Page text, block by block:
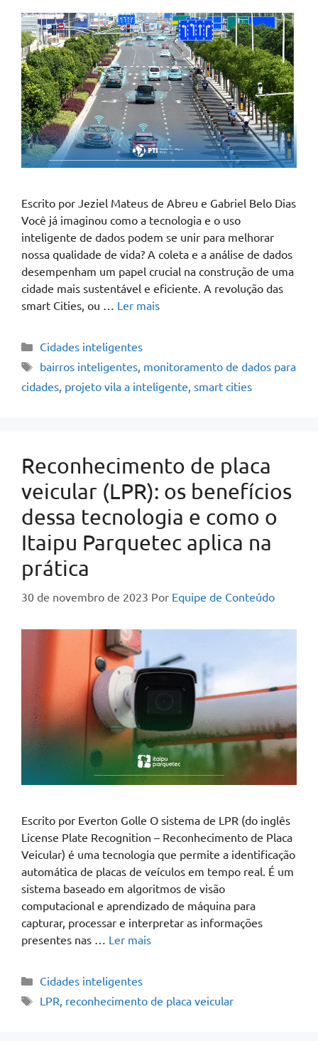
Escrito por Jeziel Mateus de Abreu e Gabriel Belo Dias
Você já imaginou como a tecnologia e o uso
inteligente de dados podem se unir para melhorar
nossa qualidade de vida? A coleta e a análise de dados
desempenham um papel crucial na construção de uma
cidade mais sustentável e eficiente. A revolução das
smart Cities, ou … Ler mais
Cidades inteligentes
bairros inteligentes, monitoramento de dados para
cidades, projeto vila a inteligente, smart cities
Reconhecimento de placa
veicular (LPR): os benefícios
dessa tecnologia e como o
Itaipu Parquetec aplica na
prática
30 de novembro de 2023 Por Equipe de Conteúdo
Escrito por Everton Golle O sistema de LPR (do inglês
License Plate Recognition – Reconhecimento de Placa
Veicular) é uma tecnologia que permite a identificação
automática de placas de veículos em tempo real. É um
sistema baseado em algoritmos de visão
computacional e aprendizado de máquina para
capturar, processar e interpretar as informações
presentes nas … Ler mais
Cidades inteligentes
LPR reconhecimento de placa veicular